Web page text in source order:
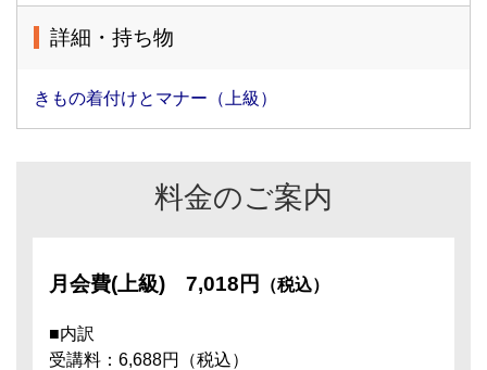
詳細・持ち物
きもの着付けとマナー（上級）
料金のご案内
月会費(上級) 7,018円 （税込）
■内訳
受講料：6,688円（税込）